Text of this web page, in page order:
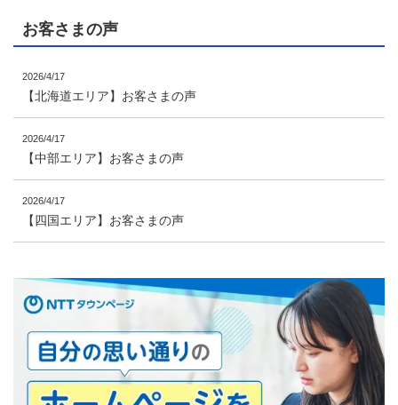
お客さまの声
2026/4/17
【北海道エリア】お客さまの声
2026/4/17
【中部エリア】お客さまの声
2026/4/17
【四国エリア】お客さまの声